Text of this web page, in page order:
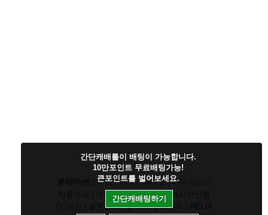
다크모드|건의사항|이미지신고
캐릭건의|기타디비|
클론신고|정지/패널티문의 H X
간단캐배틀이 배팅이 가능합니다.
10만포인트 무료배팅가능!
큰포인트를 벌어보세요.
간단캐배팅하기